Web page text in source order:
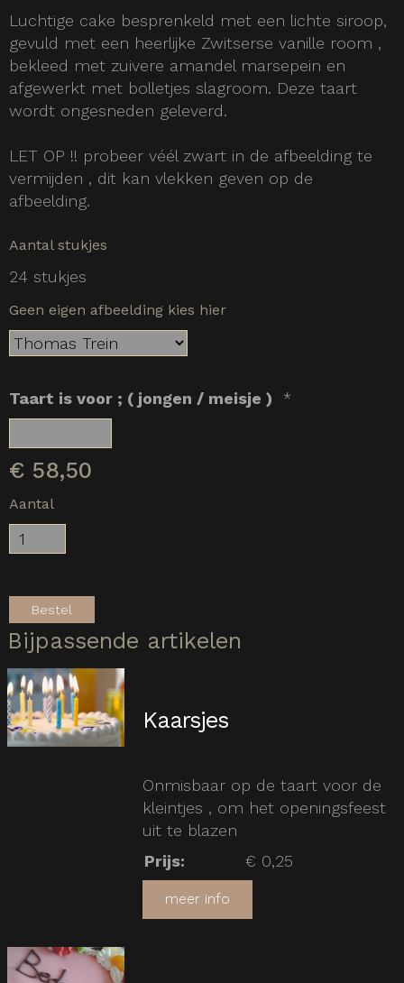
Luchtige cake besprenkeld met een lichte siroop,
gevuld met een heerlijke Zwitserse vanille room ,
bekleed met zuivere amandel marsepein en
afgewerkt met bolletjes slagroom. Deze taart
wordt ongesneden geleverd.
LET OP !! probeer véél zwart in de afbeelding te
vermijden , dit kan vlekken geven op de
afbeelding.
Aantal stukjes
24 stukjes
Geen eigen afbeelding kies hier
Taart is voor ; ( jongen / meisje ) *
€ 58,50
Aantal
Bestel
Bijpassende artikelen
Kaarsjes
Onmisbaar op de taart voor de
kleintjes , om het openingsfeest
uit te blazen
Prijs: € 0,25
meer info